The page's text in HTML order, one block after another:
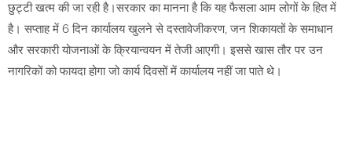
छुट्टी खत्म की जा रही है।सरकार का मानना है कि यह फैसला आम लोगों के हित में
है। सप्ताह में 6 दिन कार्यालय खुलने से दस्तावेजीकरण, जन शिकायतों के समाधान
और सरकारी योजनाओं के क्रियान्वयन में तेजी आएगी। इससे खास तौर पर उन
नागरिकों को फायदा होगा जो कार्य दिवसों में कार्यालय नहीं जा पाते थे।